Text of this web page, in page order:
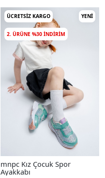
ÜCRETSIZ KARGO YENI
2. ÜRÜNE %30 INDIRIM
mnpc Kız Çocuk Spor
Ayakkabı